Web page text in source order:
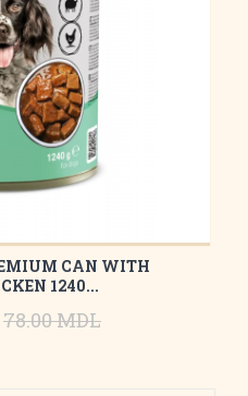
CAN WITH
1240...
78.00 MDL